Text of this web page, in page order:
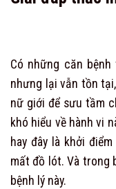
Có những căn
nhưng lại vẫn tồn
nữ giới để sưu tầm
khó hiểu về hành vi
hay đây là khởi
mất đồ lót. Và trong
bệnh lý này.